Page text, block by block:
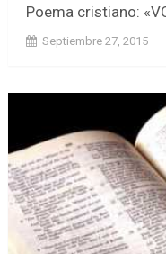
Poema cristiano:
Septiembre 27, 2015